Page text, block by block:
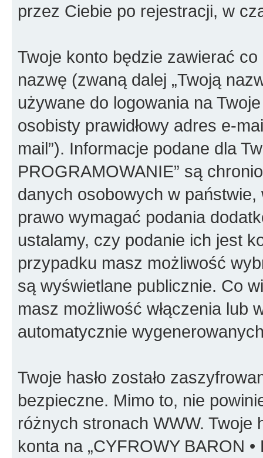
przez Ciebie po rejestracji, w
Twoje konto będzie zawierać
nazwę (zwaną dalej „Twoją
używane do logowania na
osobisty prawidłowy adres e-
mail”). Informacje podane dla
PROGRAMOWANIE” są
danych osobowych w
prawo wymagać podania
ustalamy, czy podanie ich jest
przypadku masz możliwość
są wyświetlane publicznie. Co
masz możliwość włączenia lub
automatycznie
Twoje hasło zostało
bezpieczne. Mimo to, nie
różnych stronach WWW. Twoje
konta na „CYFROWY BARON